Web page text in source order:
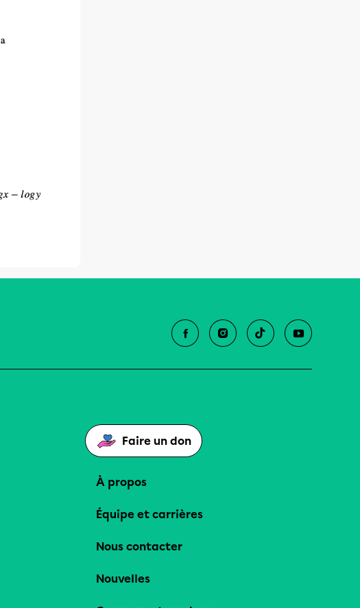
Faire un don
À propos
Équipe et carrières
Nous contacter
Nouvelles